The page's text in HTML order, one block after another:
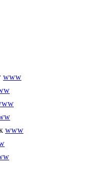
www
www